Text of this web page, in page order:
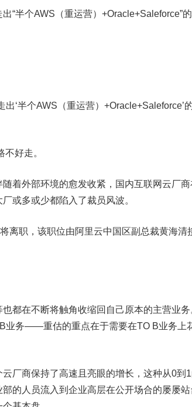
“半个AWS（重运营）+Oracle+Saleforce”
‘半个AWS（重运营）+Oracle+Saleforce’
好走。
着外部环境的愈发收紧，国内互联网云厂
或多或少都陷入了裁员风波。
离职，该职位由阿里云中国区副总裁黄海清
都在不断将触角收缩回自己原本的主营业
业务——重估的重点在于需要在TO B业务上
厂商保持了高速且亮眼的增长，这种从0到
的人员流入到企业高层在公开场合的屡屡